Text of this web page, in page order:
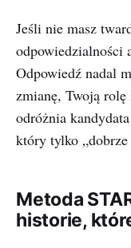
Jeśli nie masz
odpowiedzialności
Odpowiedź nadal
zmianę, Twoją rolę
odróżnia
który tylko
Metoda
historie,